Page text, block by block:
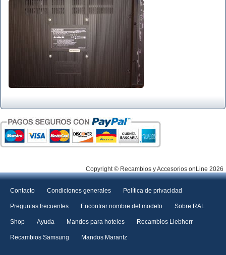
Copyright © Recambios y Accesorios onLine 2026
Contacto Condiciones generales Política de privacidad
Preguntas frecuentes Encontrar nombre del modelo Sobre RAL
Shop Ayuda Mandos para hoteles Recambios Liebherr
Recambios Samsung Mandos Marantz